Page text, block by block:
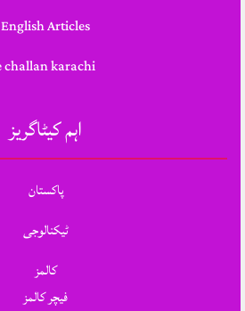
English Articles
challan karachi
اہم کیٹاگریز
پاکستان
ٹیکنالوجی
کالمز
فیچر کالمز